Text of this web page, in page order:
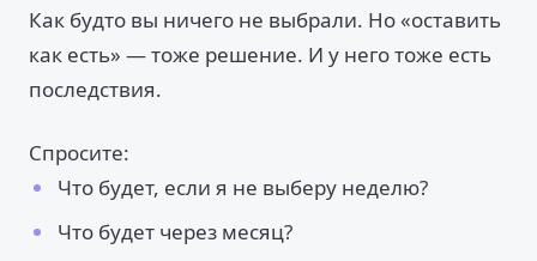
Как будто вы ничего не выбрали. Но «оставить
как есть» — тоже решение. И у него тоже есть
последствия.
Спросите:
Что будет, если я не выберу неделю?
Что будет через месяц?